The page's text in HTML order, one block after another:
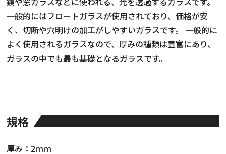
一般的にはフロートガラスが使用されており、価格が安
く、切断や穴明けの加工がしやすいガラスです。 一般的に
よく使用されるガラスなので、厚みの種類は豊富にあり、
ガラスの中でも最も基礎となるガラスです。
規格
厚み：2ｍｍ